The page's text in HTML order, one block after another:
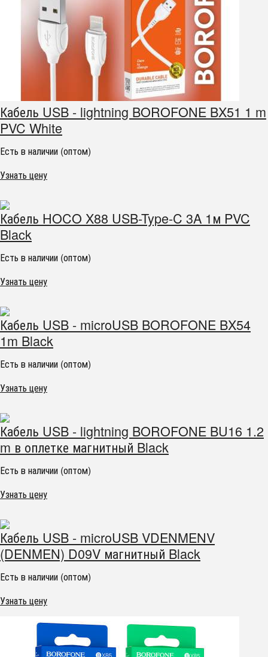
Кабель USB - lightning BOROFONE BX51 1 m
PVC White
Есть в наличии (оптом)
Узнать цену
Кабель HOCO X88 USB-Type-C 3A 1м PVC
Black
Есть в наличии (оптом)
Узнать цену
Кабель USB - microUSB BOROFONE BX54
1m Black
Есть в наличии (оптом)
Узнать цену
Кабель USB - lightning BOROFONE BU16 1.2
m в оплетке магнитный Black
Есть в наличии (оптом)
Узнать цену
Кабель USB - microUSB VDENMENV
(DENMEN) D09V магнитный Black
Есть в наличии (оптом)
Узнать цену